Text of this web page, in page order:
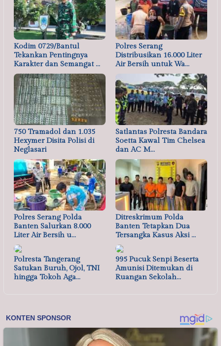
Kodim 0729/Bantul
Tekankan Pentingnya
Karakter dan Semangat …
Polres Serang
Distribusikan 16.000 Liter
Air Bersih untuk Wa…
750 Tramadol dan 1.035
Hexymer Disita Polisi di
Neglasari
Satlantas Polresta Bandara
Soetta Kawal Tim Chelsea
dan AC M…
Polres Serang Polda
Banten Salurkan 8.000
Liter Air Bersih u…
Ditreskrimum Polda
Banten Tetapkan Dua
Tersangka Kasus Aksi …
Polresta Tangerang
Satukan Buruh, Ojol, TNI
hingga Tokoh Aga…
995 Pucuk Senpi Beserta
Amunisi Ditemukan di
Ruangan Sekolah…